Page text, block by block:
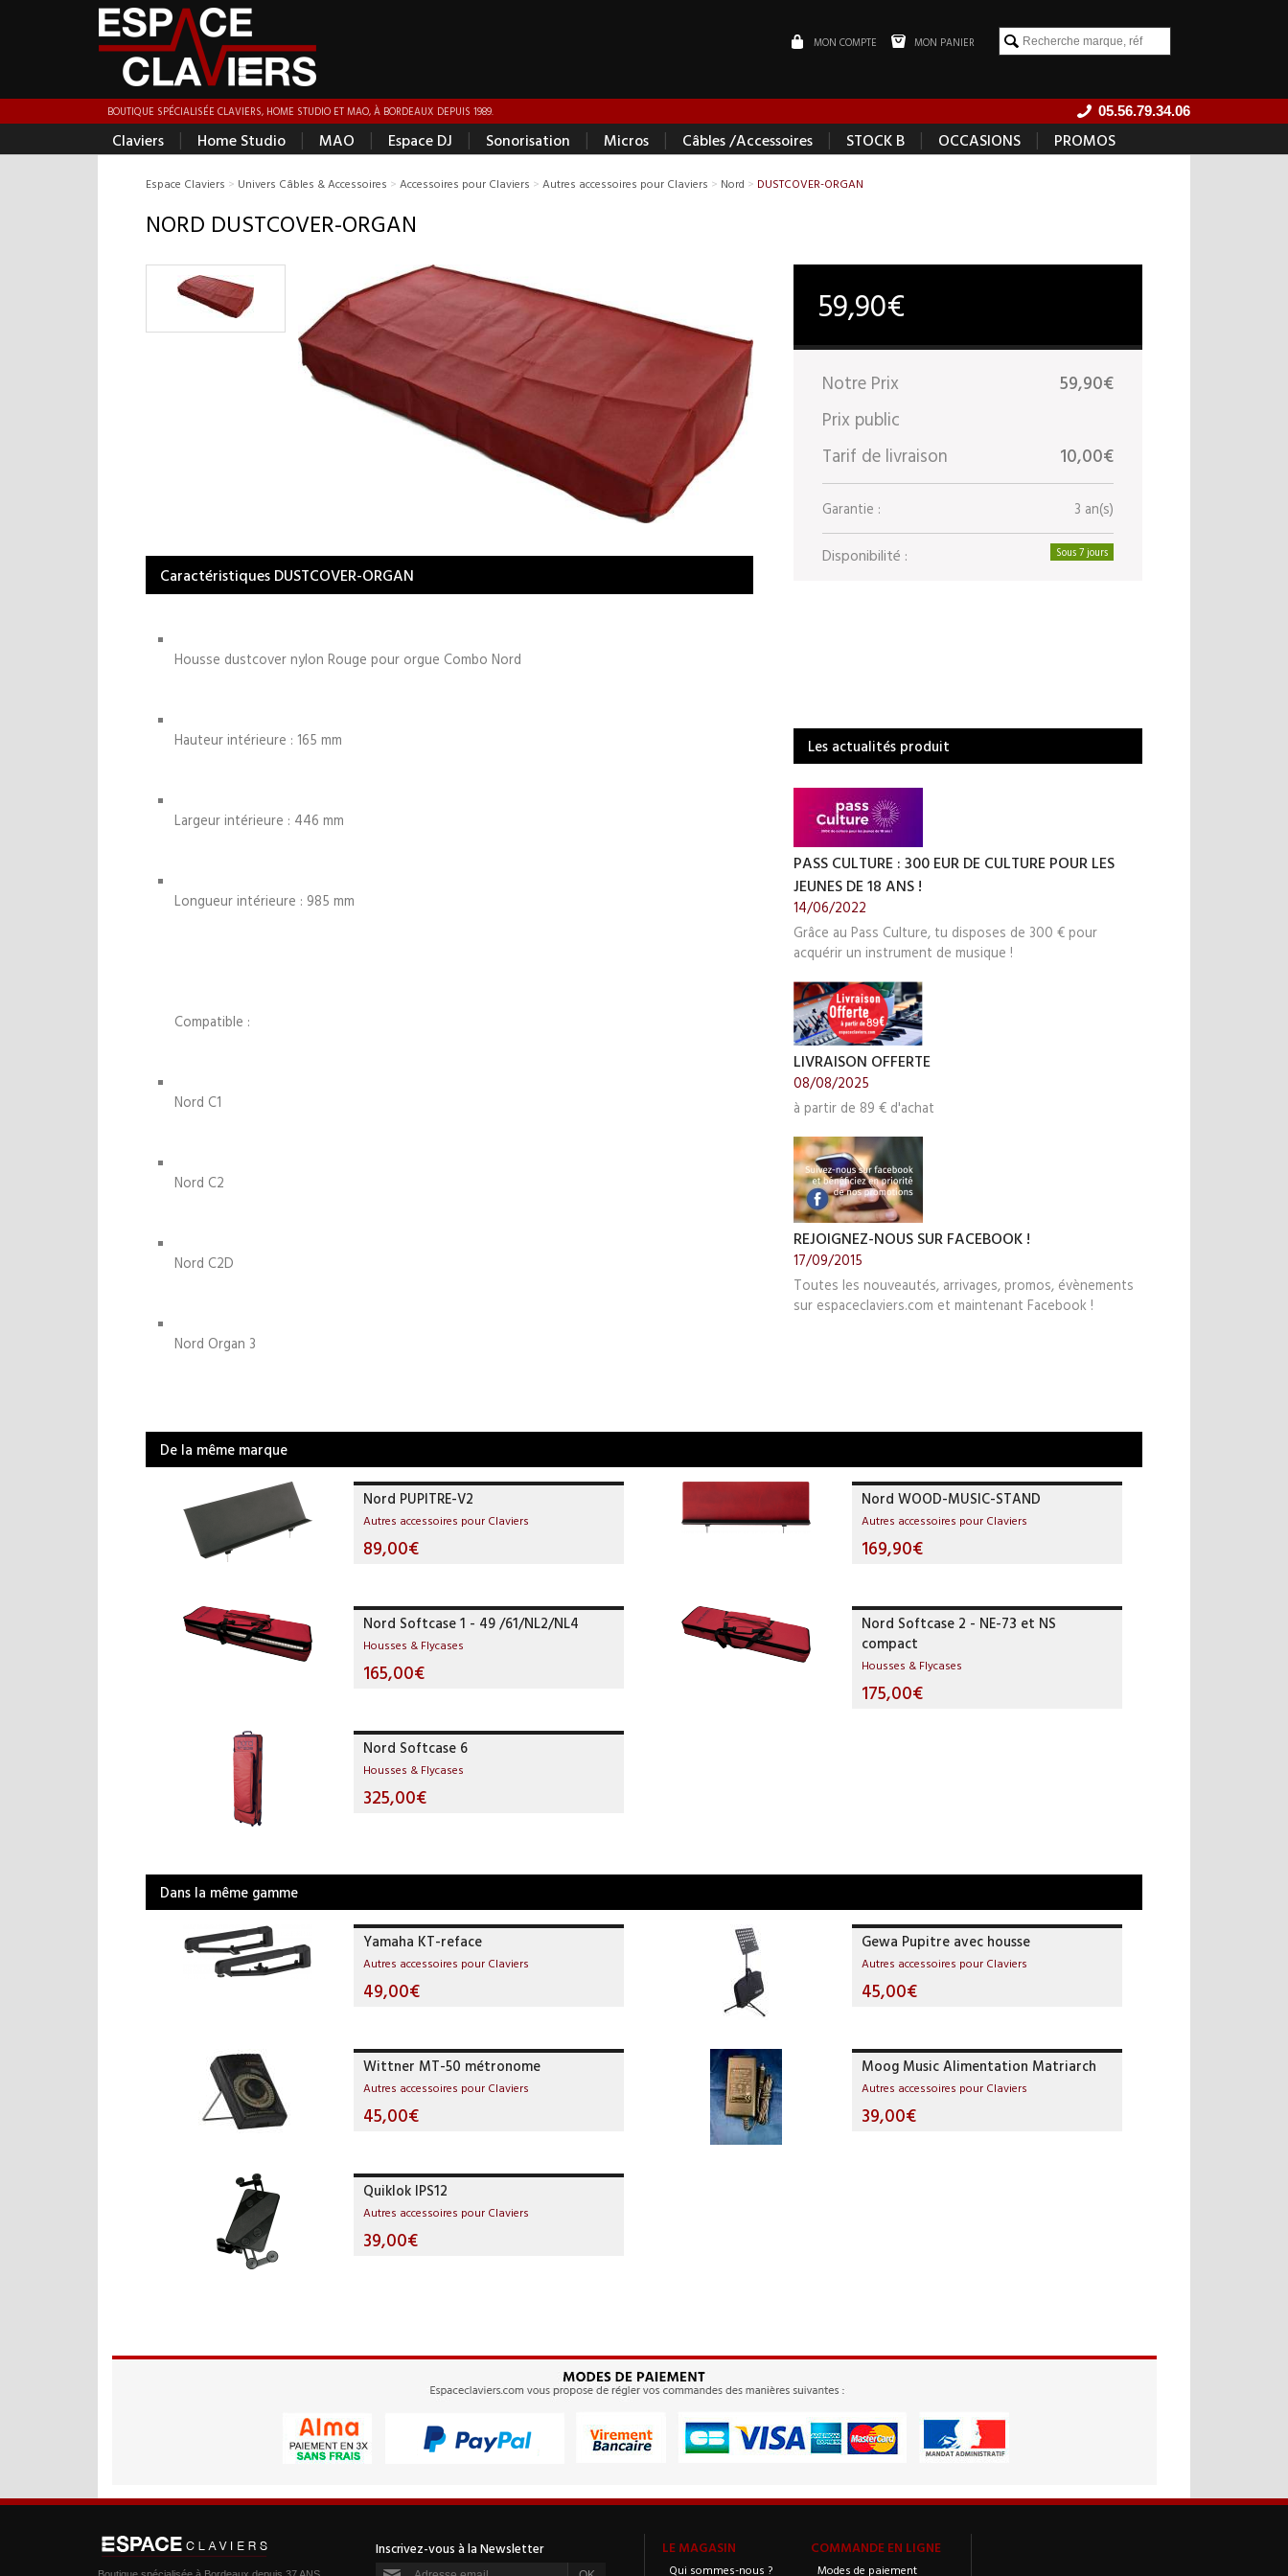
MON PANIER
MON COMPTE
05.56.79.34.06
BOUTIQUE SPÉCIALISÉE CLAVIERS, HOME STUDIO ET MAO, À BORDEAUX DEPUIS 1989.
Claviers | Home Studio | MAO | Espace DJ | Sonorisation | Micros | Câbles /Accessoires | STOCK B | OCCASIONS | PROMOS
Espace Claviers > Univers Câbles & Accessoires > Accessoires pour Claviers > Autres accessoires pour Claviers > Nord > DUSTCOVER-ORGAN
NORD DUSTCOVER-ORGAN
59,90€
Notre Prix
59,90€
Prix public
Tarif de livraison
10,00€
Garantie : 3 an(s)
Disponibilité : Sous 7 jours
Les actualités produit
PASS CULTURE : 300 EUR DE CULTURE POUR LES
JEUNES DE 18 ANS !
14/06/2022
Grâce au Pass Culture, tu disposes de 300 € pour
acquérir un instrument de musique !
LIVRAISON OFFERTE
08/08/2025
à partir de 89 € d'achat
REJOIGNEZ-NOUS SUR FACEBOOK !
17/09/2015
Toutes les nouveautés, arrivages, promos, évènements
sur espaceclaviers.com et maintenant Facebook !
Caractéristiques DUSTCOVER-ORGAN
Housse dustcover nylon Rouge pour orgue Combo Nord
Hauteur intérieure : 165 mm
Largeur intérieure : 446 mm
Longueur intérieure : 985 mm
Compatible :
Nord C1
Nord C2
Nord C2D
Nord Organ 3
De la même marque
Nord PUPITRE-V2
Autres accessoires pour Claviers
89,00€
Nord WOOD-MUSIC-STAND
Autres accessoires pour Claviers
169,90€
Nord Softcase 1 - 49 /61/NL2/NL4
Housses & Flycases
165,00€
Nord Softcase 2 - NE-73 et NS
compact
Housses & Flycases
175,00€
Nord Softcase 6
Housses & Flycases
325,00€
Dans la même gamme
Yamaha KT-reface
Autres accessoires pour Claviers
49,00€
Gewa Pupitre avec housse
Autres accessoires pour Claviers
45,00€
Wittner MT-50 métronome
Autres accessoires pour Claviers
45,00€
Moog Music Alimentation Matriarch
Autres accessoires pour Claviers
39,00€
Quiklok IPS12
Autres accessoires pour Claviers
39,00€
LE MAGASIN
Qui sommes-nous ?
COMMANDE EN LIGNE
Modes de paiement